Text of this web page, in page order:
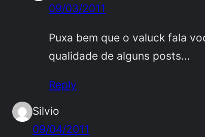
09/03/2011
Puxa bem que o valuck fala
qualidade de alguns posts…
Reply
Silvio
09/04/2011